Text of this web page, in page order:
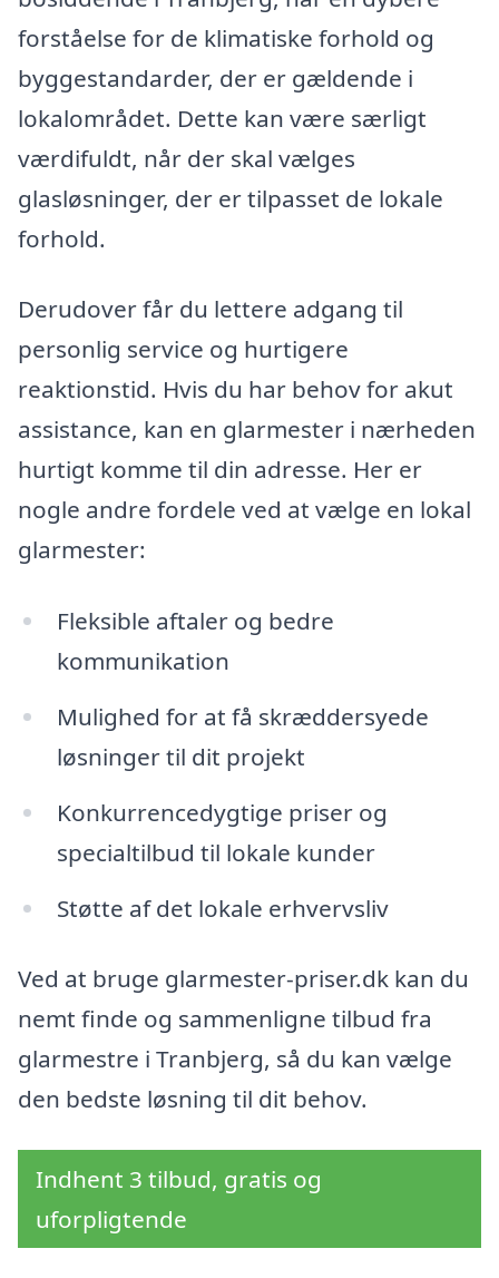
forståelse for de klimatiske forhold og
byggestandarder, der er gældende i
lokalområdet. Dette kan være særligt
værdifuldt, når der skal vælges
glasløsninger, der er tilpasset de lokale
forhold.
Derudover får du lettere adgang til
personlig service og hurtigere
reaktionstid. Hvis du har behov for akut
assistance, kan en glarmester i nærheden
hurtigt komme til din adresse. Her er
nogle andre fordele ved at vælge en lokal
glarmester:
Fleksible aftaler og bedre
kommunikation
Mulighed for at få skræddersyede
løsninger til dit projekt
Konkurrencedygtige priser og
specialtilbud til lokale kunder
Støtte af det lokale erhvervsliv
Ved at bruge glarmester-priser.dk kan du
nemt finde og sammenligne tilbud fra
glarmestre i Tranbjerg, så du kan vælge
den bedste løsning til dit behov.
Indhent 3 tilbud, gratis og
uforpligtende